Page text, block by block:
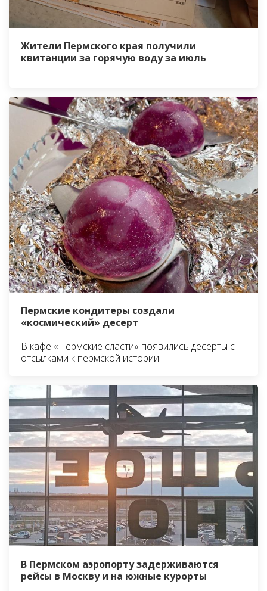
Жители Пермского края получили
квитанции за горячую воду за июль
Пермские кондитеры создали
«космический» десерт
В кафе «Пермские сласти» появились десерты с
отсылками к пермской истории
В Пермском аэропорту задерживаются
рейсы в Москву и на южные курорты